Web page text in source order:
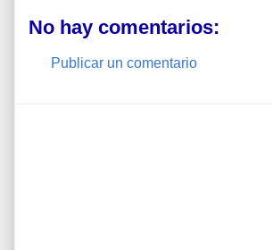
No hay comentarios:
Publicar un comentario